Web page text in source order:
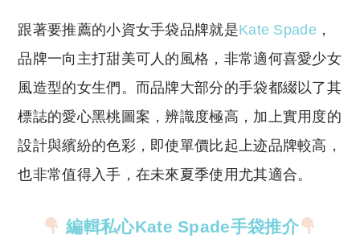
跟著要推薦的小資女手袋品牌就是Kate Spade，
品牌一向主打甜美可人的風格，非常適何喜愛少女
風造型的女生們。而品牌大部分的手袋都綴以了其
標誌的愛心黑桃圖案，辨識度極高，加上實用度的
設計與繽紛的色彩，即使單價比起上迹品牌較高，
也非常值得入手，在未來夏季使用尤其適合。
編輯私心Kate Spade手袋推介